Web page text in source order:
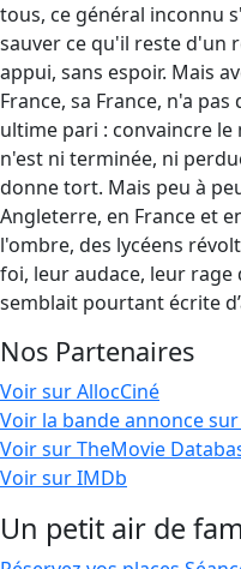
tous, ce général inconnu
sauver ce qu'il reste d'un
appui, sans espoir. Mais
France, sa France, n'a
ultime pari : convaincre le
n'est ni terminée, ni
donne tort. Mais peu à
Angleterre, en France et
l'ombre, des lycéens
foi, leur audace, leur
semblait pourtant écrite
Nos Partenaires
Voir sur AllocCiné
Voir la bande annonce
Voir sur TheMovie
Voir sur IMDb
Un petit air de